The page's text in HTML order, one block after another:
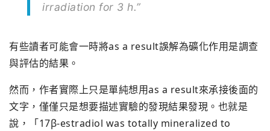
irradiation for 3 h.”
有些讀者可能會一時將as a result誤解為礦化作用是調查
與評估的結果。
然而，作者實際上只是單純想用as a result來承接後面的
文字，僅僅只是想要描述實驗的發現結果發現。也就是
說，「17β-estradiol was totally mineralized to